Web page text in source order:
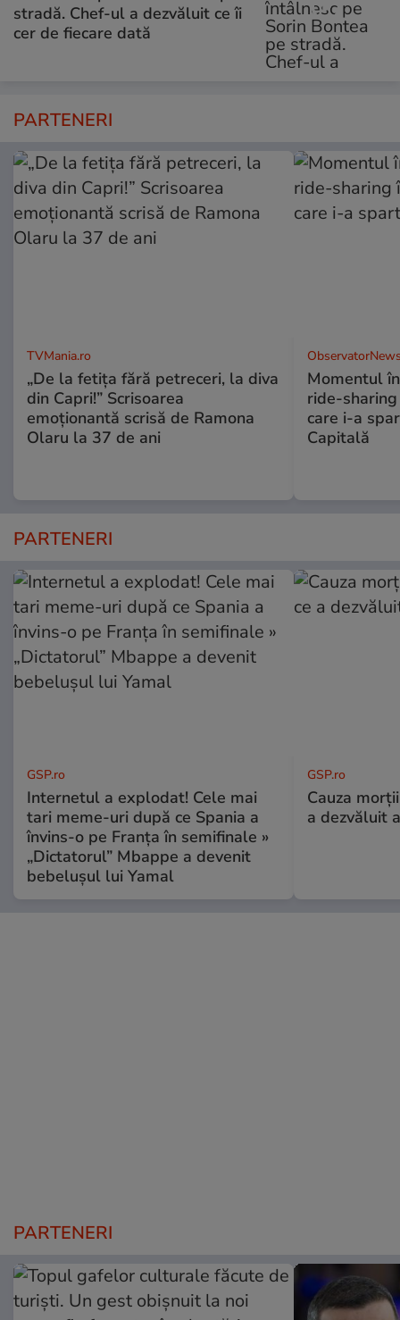
stradă. Chef-ul a dezvăluit ce îi
cer de fiecare dată
PARTENERI
TVMania.ro
„De la fetița fără petreceri, la diva
din Capri!” Scrisoarea
emoționantă scrisă de Ramona
Olaru la 37 de ani
Momentul
ride-
care i-a
Capitală
PARTENERI
GSP.ro
Internetul a explodat! Cele mai
tari meme-uri după ce Spania a
învins-o pe Franța în semifinale »
„Dictatorul” Mbappe a devenit
bebelușul lui Yamal
GSP.ro
Cauza
a dezvăluit
PARTENERI